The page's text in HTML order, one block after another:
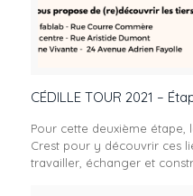
CÉDILLE TOUR 2021 –
Pour cette deuxième étape,
Crest pour y découvrir ces
travailler, échanger et